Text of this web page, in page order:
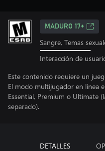
MADURO 17+
Sangre, Temas
Interacción de
Este contenido requiere un
El modo multijugador en línea
Essential, Premium o Ultimate
separado).
DETALLES